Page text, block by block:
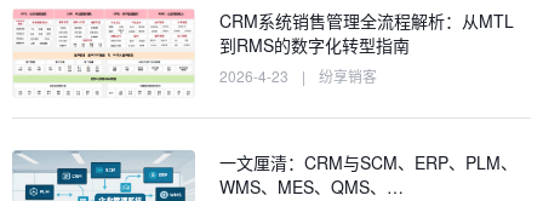
CRM系统销售管理全流程解析：从MTL
到RMS的数字化转型指南
2026-4-23 | 纷享销客
一文厘清：CRM与SCM、ERP、PLM、
WMS、MES、QMS、…